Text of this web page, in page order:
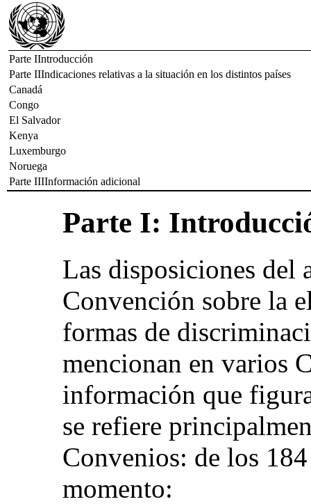
Parte IIntroducción
Parte IIIndicaciones relativas a la situación en los distintos países
Canadá
Congo
El Salvador
Kenya
Luxemburgo
Noruega
Parte IIIInformación adicional
Parte I:
Las disposiciones del
Convención sobre la
formas de
mencionan en varios
información que
se refiere
Convenios: de los
momento: